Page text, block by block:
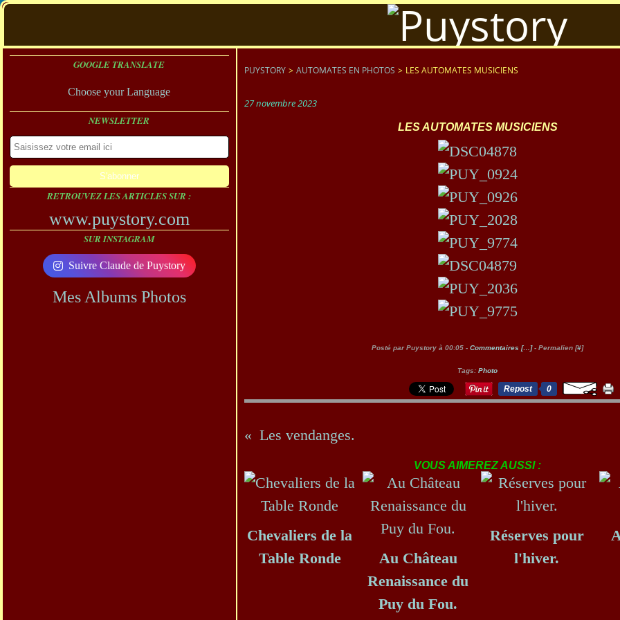
GOOGLE TRANSLATE
Choose your Language
NEWSLETTER
RETROUVEZ LES ARTICLES SUR :
www.puystory.com
SUR INSTAGRAM
Suivre Claude de Puystory
Mes Albums Photos
PUYSTORY > AUTOMATES EN PHOTOS > LES AUTOMATES MUSICIENS
27 novembre 2023
LES AUTOMATES MUSICIENS
Posté par Puystory à 00:05 - Commentaires [… ]- Permalien [#]
Tags: Photo
Repost 0
Les vendanges.
VOUS AIMEREZ AUSSI :
Chevaliers de la
Table Ronde
Au Château
Renaissance du
Puy du Fou.
Réserves pour
l'hiver.